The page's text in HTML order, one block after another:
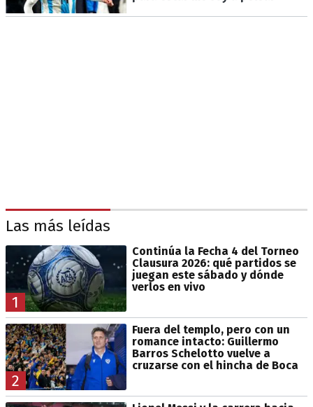
Las más leídas
1
Continúa la Fecha 4 del Torneo
Clausura 2026: qué partidos se
juegan este sábado y dónde
verlos en vivo
2
Fuera del templo, pero con un
romance intacto: Guillermo
Barros Schelotto vuelve a
cruzarse con el hincha de Boca